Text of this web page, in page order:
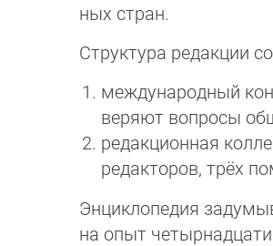
ных стран.
Структура редакции
международный
ве­ряют вопросы
редакционная
ре­дак­торов, трёх
Энциклопедия
на опыт